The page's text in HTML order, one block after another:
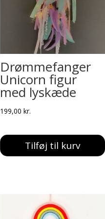
Drømmefanger
Unicorn figur
med lyskæde
199,00 kr.
Tilføj til kurv